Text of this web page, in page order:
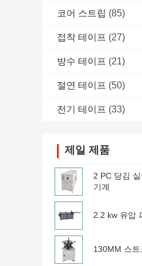
코어 스트립 (85)
접착 테이프 (27)
방수 테이프 (21)
절연 테이프 (50)
전기 테이프 (33)
제일 제품
2 PC 당김
기계
2.2 kw 유압
130MM 스